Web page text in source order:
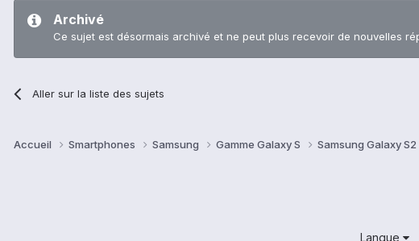
Archivé
Ce sujet est désormais archivé et ne peut plus recevoir de nouvelles
Aller sur la liste des sujets
Accueil Smartphones Samsung Gamme Galaxy S Samsung Galaxy S2
Langue